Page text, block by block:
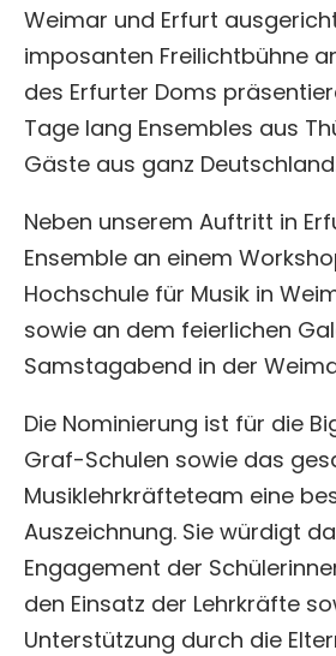
Weimar und Erfurt
imposanten Freilichtbühne
des Erfurter Doms
Tage lang Ensembles aus
Gäste aus ganz
Neben unserem Auftritt in
Ensemble an einem
Hochschule für Musik in
sowie an dem feierlichen
Samstagabend in der
Die Nominierung ist für die
Graf-Schulen sowie das
Musiklehrkräfteteam eine
Auszeichnung. Sie würdigt
Engagement der
den Einsatz der Lehrkräfte
Unterstützung durch die